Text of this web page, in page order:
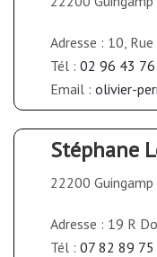
Adresse : 10,
Tél : 02 96 43
Email : olivier-
Stéphane
22200 Guingamp
Adresse : 19 R
Tél : 07 82 89 75